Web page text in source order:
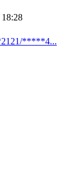
*****4...